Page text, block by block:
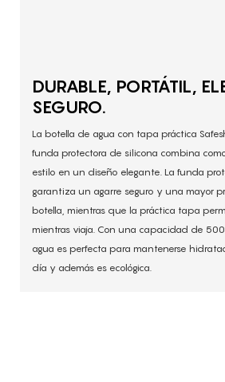
DURABLE, PORTÁTIL,
SEGURO.
La botella de agua con tapa práctica
funda protectora de silicona combina
estilo en un diseño elegante. La funda
garantiza un agarre seguro y una mayor
botella, mientras que la práctica tapa
mientras viaja. Con una capacidad de
agua es perfecta para mantenerse
día y además es ecológica.